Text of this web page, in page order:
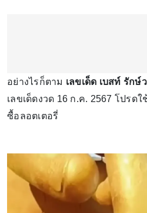
อย่างไรก็ตาม เลขเด็ด เบสท์ รักษ์
เลขเด็ดงวด 16 ก.ค. 2567 โปร
ซื้อลอตเตอรี่